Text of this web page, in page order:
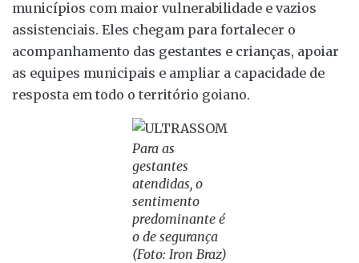
municípios com maior vulnerabilidade e vazios
assistenciais. Eles chegam para fortalecer o
acompanhamento das gestantes e crianças, apoiar
as equipes municipais e ampliar a capacidade de
resposta em todo o território goiano.
Para as
gestantes
atendidas, o
sentimento
predominante é
o de segurança
(Foto: Iron Braz)